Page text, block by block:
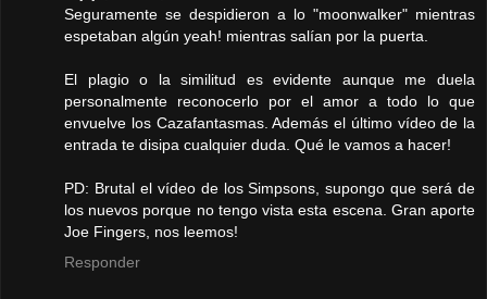
Seguramente se despidieron a lo "moonwalker" mientras
espetaban algún yeah! mientras salían por la puerta.
El plagio o la similitud es evidente aunque me duela
personalmente reconocerlo por el amor a todo lo que
envuelve los Cazafantasmas. Además el último vídeo de la
entrada te disipa cualquier duda. Qué le vamos a hacer!
PD: Brutal el vídeo de los Simpsons, supongo que será de
los nuevos porque no tengo vista esta escena. Gran aporte
Joe Fingers, nos leemos!
Responder